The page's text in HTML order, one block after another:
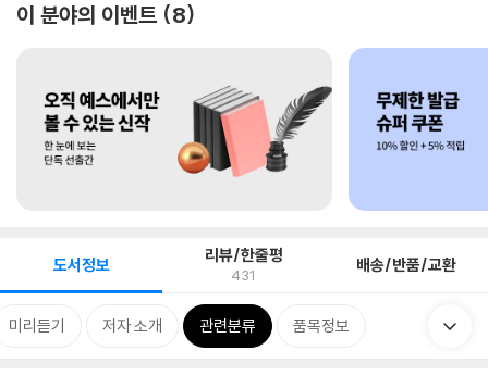
이 분야의 이벤트 8
도서정보 리뷰/한줄평
431 배송/반품/교환
미리듣기 저자 소개 관련분류 품목정보